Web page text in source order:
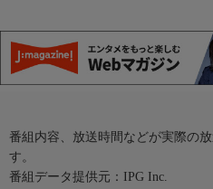
番組内容、放送時間などが実際の
す。
番組データ提供元：IPG Inc.